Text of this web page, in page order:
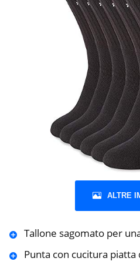
ALTRE
Tallone sagomato per
Punta con cucitura